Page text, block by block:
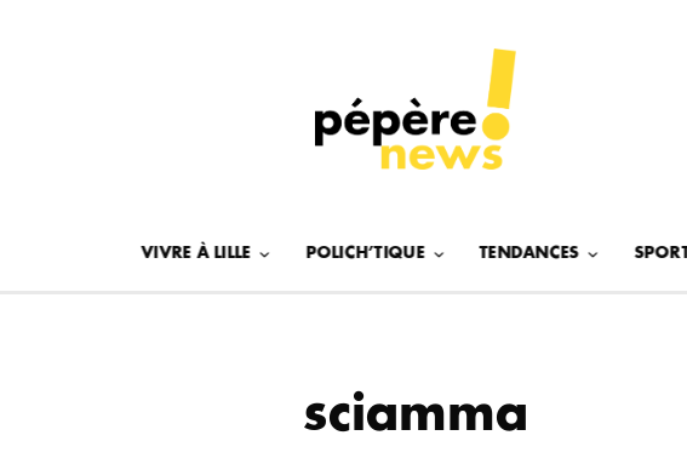
VIVRE À LILLE POLICH’TIQUE TENDANCES SPORT
sciamma